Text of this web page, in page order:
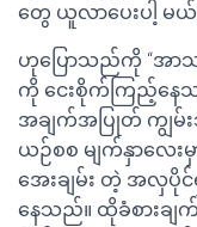
တွေ ယူလာပေးပါ့ မယ်
ဟုပြောသည်ကို “အာ
ကို ငေးစိုက်ကြည့်နေ
အချက်အပြုတ် ကျွမ်း
ယဉ်စစ မျက်နှာလေး
အေးချမ်း တဲ့ အလှပို
နေသည်။ ထိုခံစားချက်